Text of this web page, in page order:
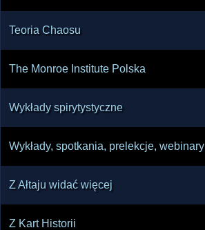
Teoria Chaosu
The Monroe Institute Polska
Wykłady spirytystyczne
Wykłady, spotkania, prelekcje, webinary
Z Ałtaju widać więcej
Z Kart Historii